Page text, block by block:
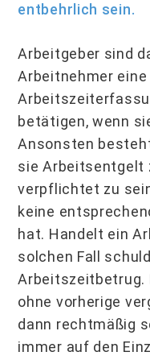
entbehrlich sein.
Arbeitgeber sind
Arbeitnehmer
betätigen, wenn
Ansonsten
sie Arbeitsentgelt
verpflichtet zu
keine
hat. Handelt ein
solchen Fall
Arbeitszeitbetrug.
ohne vorherige
dann rechtmäßig
immer auf den